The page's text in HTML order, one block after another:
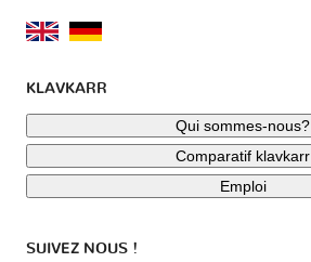
KLAVKARR
Qui sommes-nous?
Comparatif klavkarr
Emploi
SUIVEZ NOUS !